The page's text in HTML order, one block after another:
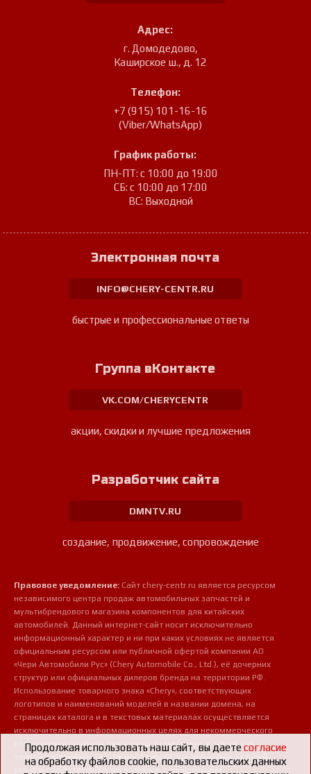
Адрес:
г. Домодедово,
Каширское ш., д. 12
Телефон:
+7 (915) 101-16-16
(Viber/WhatsApp)
График работы:
ПН-ПТ: с 10:00 до 19:00
СБ: с 10:00 до 17:00
ВС: Выходной
Электронная почта
INFO@CHERY-CENTR.RU
быстрые и профессиональные ответы
Группа вКонтакте
VK.COM/CHERYCENTR
акции, скидки и лучшие предложения
Разработчик сайта
DMNTV.RU
создание, продвижение, сопровождение
Правовое уведомление: Сайт chery-centr.ru является ресурсом
независимого центра продаж автомобильных запчастей и
мультибрендового магазина компонентов для китайских
автомобилей. Данный интернет-сайт носит исключительно
информационный характер и ни при каких условиях не является
официальным ресурсом или публичной офертой компании АО
«Чери Автомобили Рус» (Chery Automobile Co., Ltd.), её дочерних
структур или официальных дилеров бренда на территории РФ.
Использование товарного знака «Chery», соответствующих
логотипов и наименований моделей в названии домена, на
страницах каталога и в текстовых материалах осуществляется
исключительно в информационных целях для некоммерческого
обозначения профиля деятельности магазина, а также для
точной идентификации совместимости предлагаемых деталей,
узлов и сопутствующих аксессуаров с конкретными
Продолжая использовать наш сайт, вы даетесогласие
на обработку файлов cookie, пользовательских данных